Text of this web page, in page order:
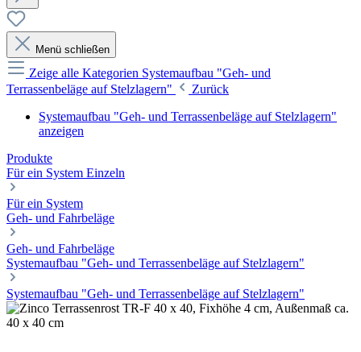
Menü schließen
Zeige alle Kategorien Systemaufbau "Geh- und
Terrassenbeläge auf Stelzlagern"
Zurück
Systemaufbau "Geh- und Terrassenbeläge auf Stelzlagern"
anzeigen
Produkte
Für ein System Einzeln
Für ein System
Geh- und Fahrbeläge
Geh- und Fahrbeläge
Systemaufbau "Geh- und Terrassenbeläge auf Stelzlagern"
Systemaufbau "Geh- und Terrassenbeläge auf Stelzlagern"